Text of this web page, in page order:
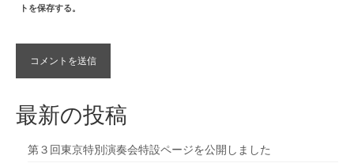
トを保存する。
最新の投稿
第３回東京特別演奏会特設ページを公開しました